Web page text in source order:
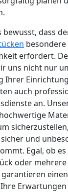
bewusst, dass
besondere
erfordert.
uns nicht nur
Ihrer
auch
an.
und
Egal, ob
oder
Ihre